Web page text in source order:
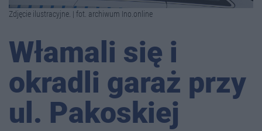
Zdjęcie ilustracyjne. | fot. archiwum Ino.online
Włamali się i
okradli garaż przy
ul. Pakoskiej